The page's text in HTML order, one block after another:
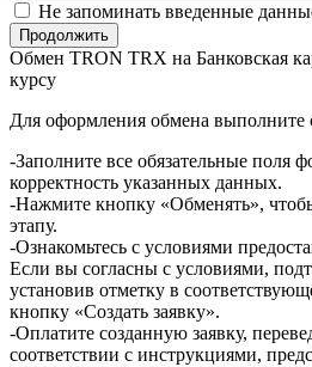
Не запоминать введенные
Обмен TRON TRX на Банковская
курсу
Для оформления обмена выполните
-Заполните все обязательные поля
корректность указанных данных.
-Нажмите кнопку «Обменять»,
этапу.
-Ознакомьтесь с условиями
Если вы согласны с условиями,
установив отметку в
кнопку «Создать заявку».
-Оплатите созданную заявку,
соответствии с инструкциями,